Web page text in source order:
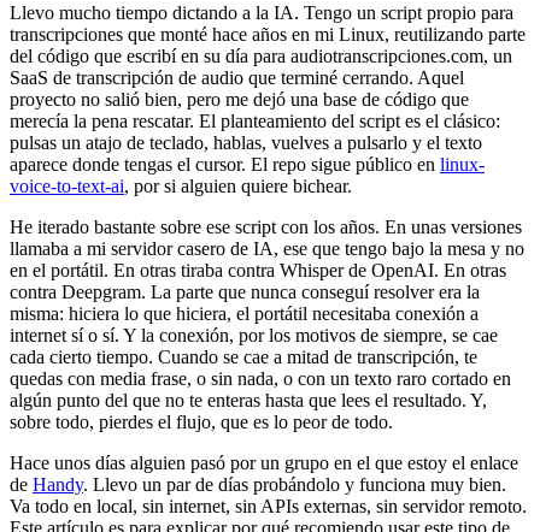
Llevo mucho tiempo dictando a la IA. Tengo un script propio para
transcripciones que monté hace años en mi Linux, reutilizando parte
del código que escribí en su día para audiotranscripciones.com, un
SaaS de transcripción de audio que terminé cerrando. Aquel
proyecto no salió bien, pero me dejó una base de código que
merecía la pena rescatar. El planteamiento del script es el clásico:
pulsas un atajo de teclado, hablas, vuelves a pulsarlo y el texto
aparece donde tengas el cursor. El repo sigue público en linux-
voice-to-text-ai, por si alguien quiere bichear.
He iterado bastante sobre ese script con los años. En unas versiones
llamaba a mi servidor casero de IA, ese que tengo bajo la mesa y no
en el portátil. En otras tiraba contra Whisper de OpenAI. En otras
contra Deepgram. La parte que nunca conseguí resolver era la
misma: hiciera lo que hiciera, el portátil necesitaba conexión a
internet sí o sí. Y la conexión, por los motivos de siempre, se cae
cada cierto tiempo. Cuando se cae a mitad de transcripción, te
quedas con media frase, o sin nada, o con un texto raro cortado en
algún punto del que no te enteras hasta que lees el resultado. Y,
sobre todo, pierdes el flujo, que es lo peor de todo.
Hace unos días alguien pasó por un grupo en el que estoy el enlace
de Handy. Llevo un par de días probándolo y funciona muy bien.
Va todo en local, sin internet, sin APIs externas, sin servidor remoto.
Este artículo es para explicar por qué recomiendo usar este tipo de